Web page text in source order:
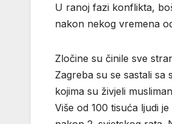
U ranoj fazi konflikta,
nakon nekog vremena
Zločine su činile sve
Zagreba su se sastali
kojima su živjeli
Više od 100 tisuća ljudi